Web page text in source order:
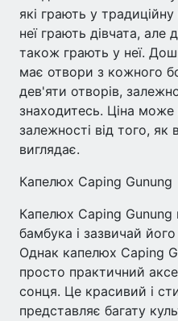
які грають у
неї грають дівчата, але
також грають у неї.
має отвори з кожного
дев'яти отворів,
знаходитесь. Ціна може
залежності від того, як
виглядає.
Капелюх Caping Gunung
Капелюх Caping Gunung
бамбука і зазвичай
Однак капелюх Caping
просто практичний
сонця. Це красивий і
представляє багату